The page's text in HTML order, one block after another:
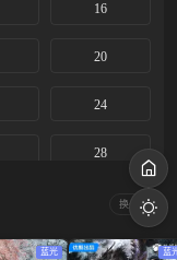
16
20
24
28
换一换
蓝光 蓝